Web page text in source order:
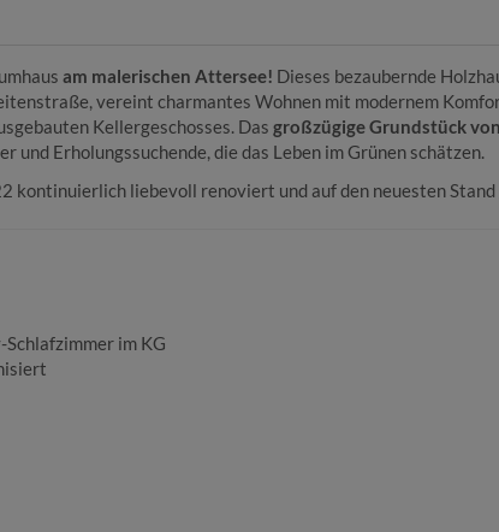
am malerischen Attersee! Dieses bezaubernde
vereint charmantes Wohnen mit modernem
Kellergeschosses. Das großzügige Grundstück
und Erholungssuchende, die das Leben im Grünen schätzen.
kontinuierlich liebevoll renoviert und auf den neuesten
im KG